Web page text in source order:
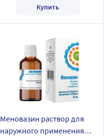
Купить
Меновазин раствор для
наружного применения